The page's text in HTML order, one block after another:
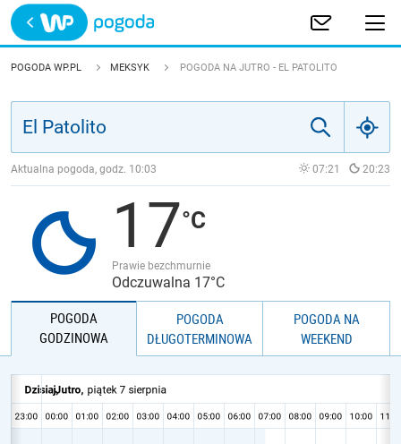
Trwa ładowanie
POLSKA
JAKOŚĆ POWIETRZA
POGODA WP.PL MEKSYK POGODA NA JUTRO - EL PATOLITO
Aktualna pogoda, godz. 10:03 07:21 20:23
17
Prawie bezchmurnie
Odczuwalna 17°C
POGODA
GODZINOWA
POGODA
DŁUGOTERMINOWA
POGODA NA
WEEKEND